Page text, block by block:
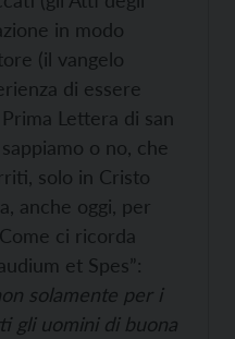
in modo
(il vangelo
di essere
Lettera di san
o no, che
solo in Cristo
anche oggi, per
ci ricorda
et Spes”:
solamente per i
gli uomini di buona